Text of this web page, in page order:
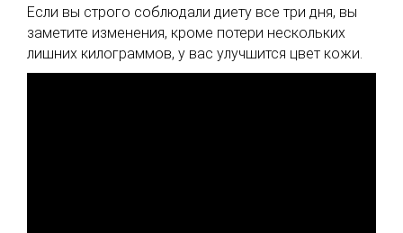
Если вы строго соблюдали диету все три дня, вы
заметите изменения, кроме потери нескольких
лишних килограммов, у вас улучшится цвет кожи.